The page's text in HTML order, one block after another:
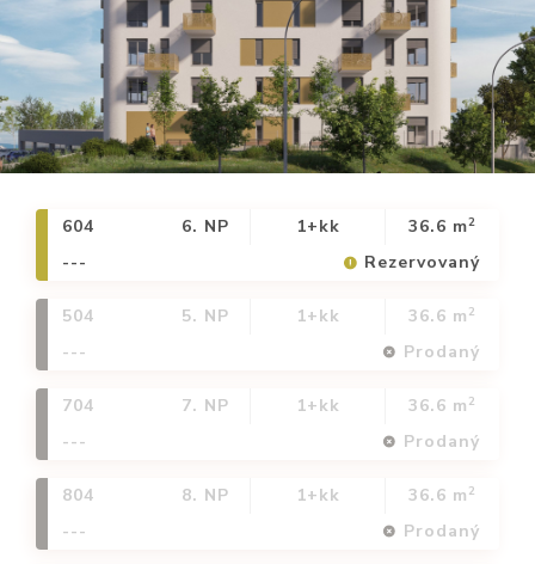
604 6. NP 1+kk 36.6 m2
--- Rezervovaný
504 5. NP 1+kk 36.6 m 2
--- Prodaný
704 7. NP 1+kk 36.6 m 2
--- Prodaný
804 8. NP 1+kk 36.6 m 2
--- Prodaný